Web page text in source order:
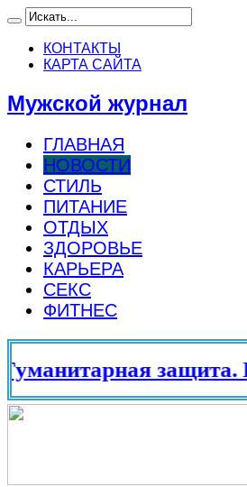
КОНТАКТЫ
КАРТА САЙТА
Мужской журнал
ГЛАВНАЯ
НОВОСТИ
СТИЛЬ
ПИТАНИЕ
ОТДЫХ
ЗДОРОВЬЕ
КАРЬЕРА
СЕКС
ФИТНЕС
защита.